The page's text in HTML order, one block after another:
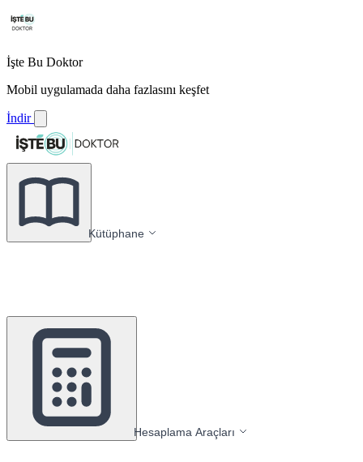
İşte Bu Doktor
Mobil uygulamada daha fazlasını keşfet
İndir
Kütüphane
Hesaplama Araçları